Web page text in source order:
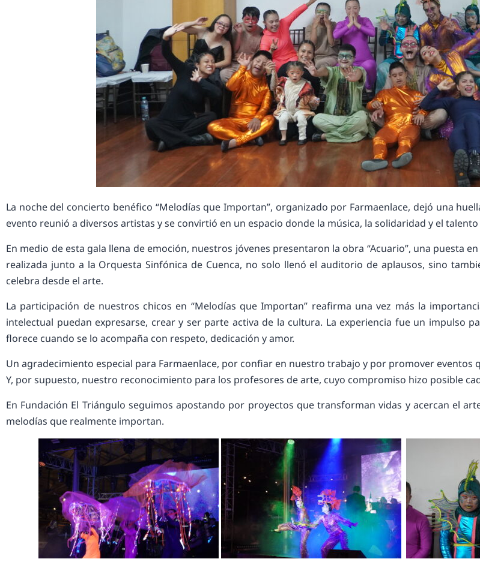
La noche del concierto benéfico “Melodías que Importan”, organizado por Farmaenlace, dejó una
evento reunió a diversos artistas y se convirtió en un espacio donde la música, la solidaridad y el
En medio de esta gala llena de emoción, nuestros jóvenes presentaron la obra “Acuario”, una puesta
realizada junto a la Orquesta Sinfónica de Cuenca, no solo llenó el auditorio de aplausos, sino
celebra desde el arte.
La participación de nuestros chicos en “Melodías que Importan” reafirma una vez más la
intelectual puedan expresarse, crear y ser parte activa de la cultura. La experiencia fue un impulso
florece cuando se lo acompaña con respeto, dedicación y amor.
Un agradecimiento especial para Farmaenlace, por confiar en nuestro trabajo y por promover eventos
Y, por supuesto, nuestro reconocimiento para los profesores de arte, cuyo compromiso hizo posible
En Fundación El Triángulo seguimos apostando por proyectos que transforman vidas y acercan el
melodías que realmente importan.